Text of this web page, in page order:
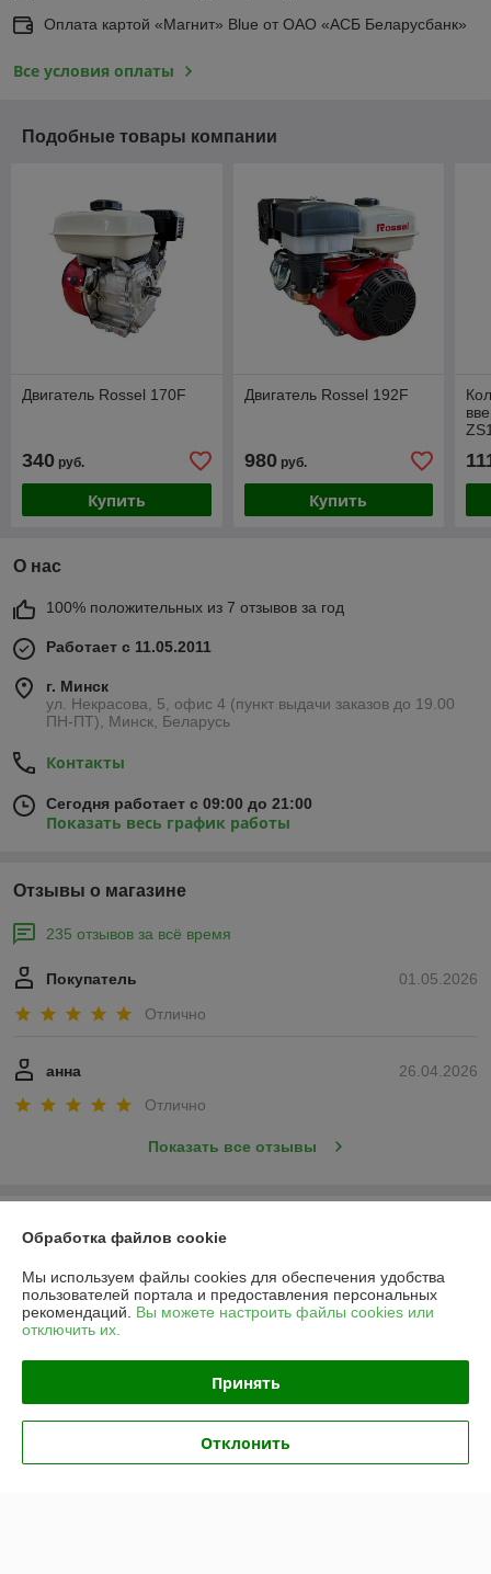
Оплата картой «Магнит» Blue от ОАО «АСБ Беларусбанк»
Все условия оплаты
Подобные товары компании
Двигатель Rossel 170F
340 руб.
Купить
Двигатель Rossel 192F
980руб.
Купить
О нас
100% положительных из 7 отзывов за год
Работает с 11.05.2011
г. Минск
ул. Некрасова, 5, офис 4 (пункт выдачи заказов до 19.00
ПН-ПТ), Минск, Беларусь
Контакты
Сегодня работает с 09:00 до 21:00
Показать весь график работы
Отзывы о магазине
235 отзывов за всё время
01.05.2026
Покупатель
Отлично
26.04.2026
анна
Отлично
Показать все отзывы
Контакты
Доставка и оплата
Полная версия сайта
Обработка файлов cookie
Мы используем файлы cookies для обеспечения удобства
пользователей портала и предоставления персональных
рекомендаций. Вы можете настроить файлы cookies или
отключить их.
Принять
Отклонить